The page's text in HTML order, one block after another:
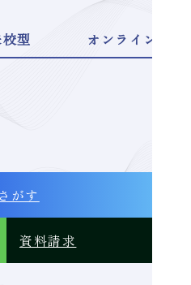
型 オンライン
がす
資料請求